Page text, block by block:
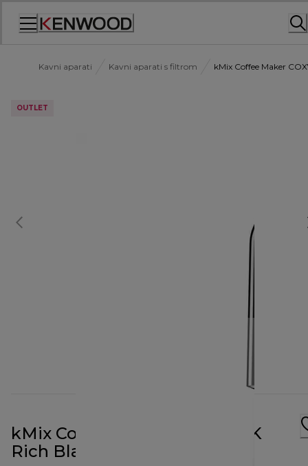
Kavni aparati Kavni aparati s filtrom kMix Coffee Maker
OUTLET
kMix Coffee Maker COX750BK
Rich Black